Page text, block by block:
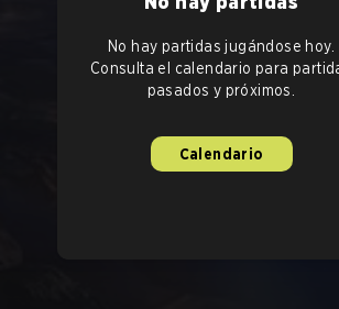
No hay partidas jugándose hoy.
Consulta el calendario para
pasados y próximos.
Calendario